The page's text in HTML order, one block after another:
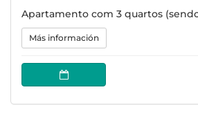
Apartamento com 3 quartos (sendo
Más información